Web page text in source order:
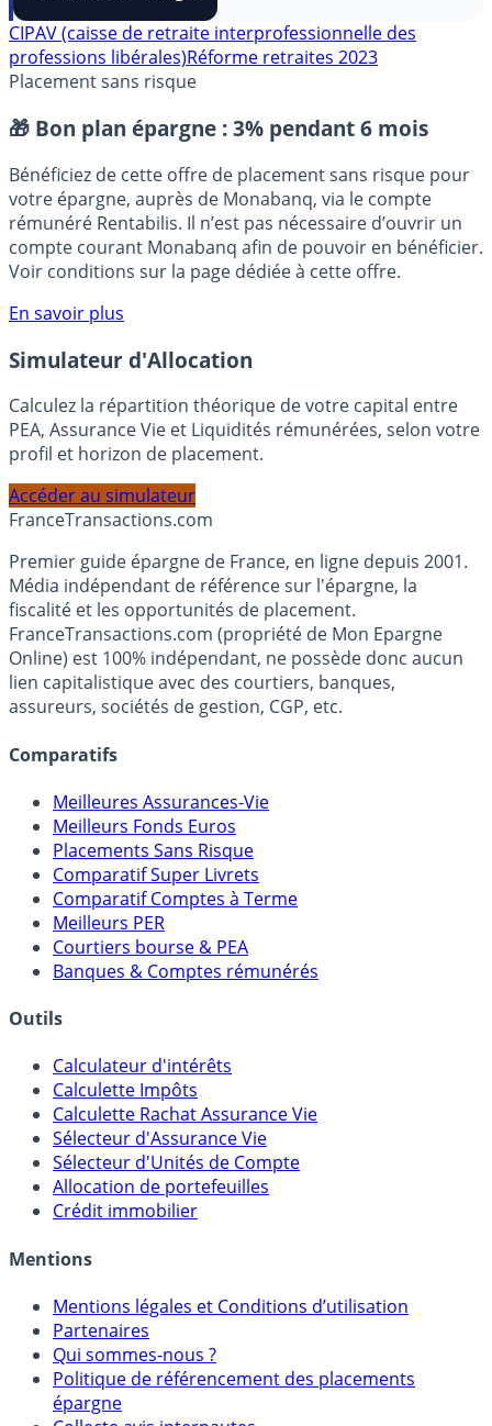
⭐️ Suivre sur Google
CIPAV (caisse de retraite interprofessionnelle des
Placement sans risque
🎁 Bon plan épargne : 3% pendant 6 mois
Bénéficiez de cette offre de placement sans risque pour
votre épargne, auprès de Monabanq, via le compte
rémunéré Rentabilis. Il n’est pas nécessaire d’ouvrir un
Voir conditions sur la page dédiée à cette offre.
En savoir plus
Simulateur d'Allocation
Calculez la répartition théorique de votre capital entre
profil et horizon de placement.
FranceTransactions.com
Premier guide épargne de France, en ligne depuis 2001.
Média indépendant de référence sur l'épargne, la
fiscalité et les opportunités de placement.
FranceTransactions.com (propriété de Mon Epargne
Online) est 100% indépendant, ne possède donc aucun
assureurs, sociétés de gestion, CGP, etc.
Comparatifs
Meilleures Assurances-Vie
Meilleurs Fonds Euros
Placements Sans Risque
Comparatif Super Livrets
Comparatif Comptes à Terme
Meilleurs PER
Banques & Comptes rémunérés
Outils
Calculateur d'intérêts
Calculette Impôts
Calculette Rachat Assurance Vie
Sélecteur d'Assurance Vie
Sélecteur d'Unités de Compte
Crédit immobilier
Mentions
Mentions légales et Conditions d’utilisation
Partenaires
Qui sommes-nous ?